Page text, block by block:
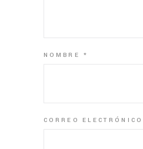
NOMBRE*
CORREO ELECTRÓNICO